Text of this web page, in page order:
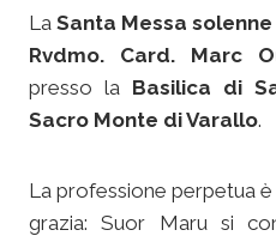
La Santa Messa solenne
Rvdmo. Card. Marc
presso la Basilica di
Sacro Monte di Varallo.
La professione perpetua
grazia: Suor Maru si